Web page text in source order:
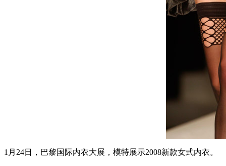
1月24日，巴黎国际内衣大展，模特展示2008新款女式内衣。